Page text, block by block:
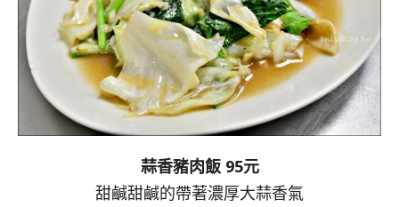
蒜香豬肉飯 95元
甜鹹甜鹹的帶著濃厚大蒜香氣